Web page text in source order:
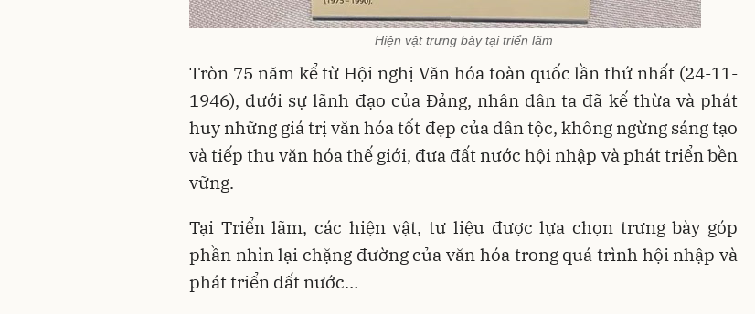
Hiện vật trưng bày tại triển lãm
Tròn 75 năm kể từ Hội nghị Văn hóa toàn quốc lần thứ nhất (24-11-
1946), dưới sự lãnh đạo của Đảng, nhân dân ta đã kế thừa và phát
huy những giá trị văn hóa tốt đẹp của dân tộc, không ngừng sáng tạo
và tiếp thu văn hóa thế giới, đưa đất nước hội nhập và phát triển bền
vững.
Tại Triển lãm, các hiện vật, tư liệu được lựa chọn trưng bày góp
phần nhìn lại chặng đường của văn hóa trong quá trình hội nhập và
phát triển đất nước…